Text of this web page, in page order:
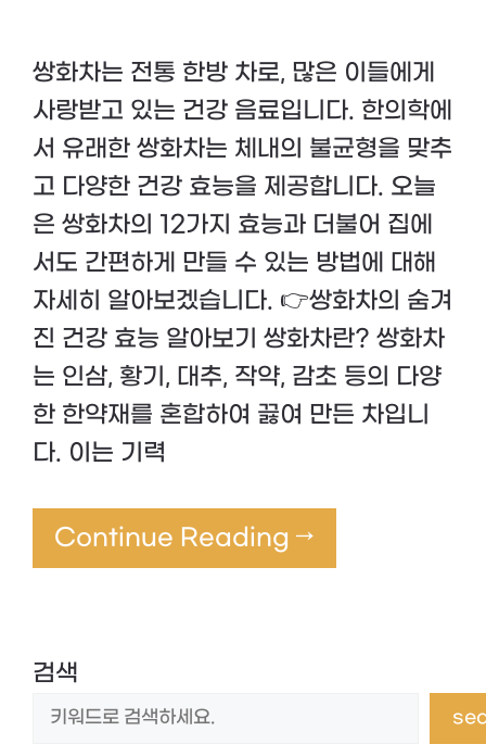
쌍화차는 전통 한방 차로, 많은 이들에게
사랑받고 있는 건강 음료입니다. 한의학에
서 유래한 쌍화차는 체내의 불균형을 맞추
고 다양한 건강 효능을 제공합니다. 오늘
은 쌍화차의 12가지 효능과 더불어 집에
서도 간편하게 만들 수 있는 방법에 대해
자세히 알아보겠습니다. 👉쌍화차의 숨겨
진 건강 효능 알아보기 쌍화차란? 쌍화차
는 인삼, 황기, 대추, 작약, 감초 등의 다양
한 한약재를 혼합하여 끓여 만든 차입니
다. 이는 기력
Continue Reading →
검색